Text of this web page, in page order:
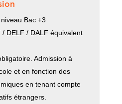
Bac +3
DELF / DALF équivalent
Admission à
et en fonction des
en tenant compte
étrangers.